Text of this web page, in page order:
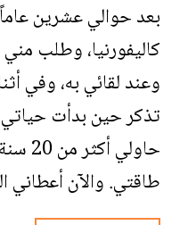
بعد حوالي عشرين
كاليفورنيا، وطلب
وعند لقائي به، وفي
تذكر حين بدأت حياتي
طاقتي. والآن أعطاني